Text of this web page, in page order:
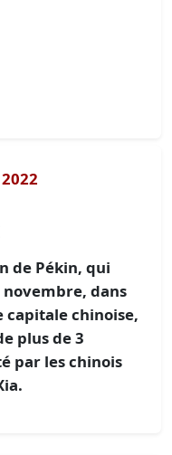
de Pékin, qui
dans
capitale chinoise,
plus de 3
par les chinois